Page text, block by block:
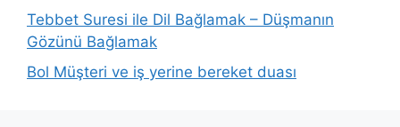
Tebbet Suresi ile Dil Bağlamak – Düşmanın
Gözünü Bağlamak
Bol Müşteri ve iş yerine bereket duası